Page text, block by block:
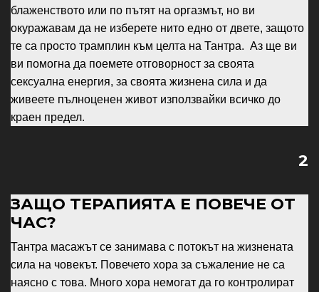
блаженството или по пътят на оргазмът, но ви
окуражавам да не изберете нито едно от двете, защото
те са просто трамплин към целта на Тантра. Аз ще ви
ви помогна да поемете отговорност за своята
сексуална енергия, за своята жизнена сила и да
живеете пълноценен живот използвайки всичко до
краен предел.
2
ЗАЩО ТЕРАПИЯТА Е ПОВЕЧЕ ОТ
ЧАС?
Тантра масажът се занимава с потокът на жизнената
сила на човекът. Повечето хора за съжаление не са
наясно с това. Много хора немогат да го контролират